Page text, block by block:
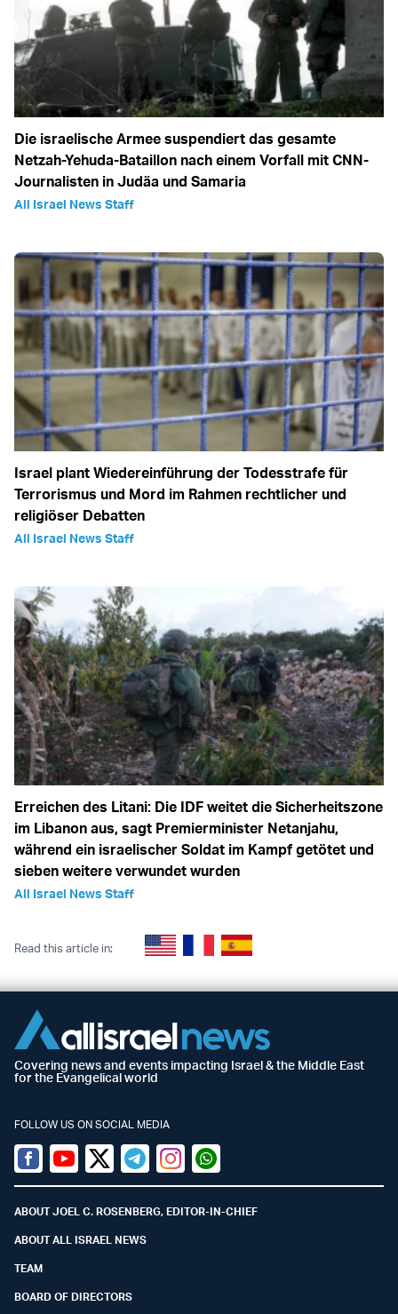
Die israelische Armee suspendiert das gesamte
Netzah-Yehuda-Bataillon nach einem Vorfall mit CNN-
Journalisten in Judäa und Samaria
All Israel News Staff
Israel plant Wiedereinführung der Todesstrafe für
Terrorismus und Mord im Rahmen rechtlicher und
religiöser Debatten
All Israel News Staff
Erreichen des Litani: Die IDF weitet die Sicherheitszone
im Libanon aus, sagt Premierminister Netanjahu,
während ein israelischer Soldat im Kampf getötet und
sieben weitere verwundet wurden
All Israel News Staff
Read this article in:
Covering news and events impacting Israel & the Middle East
for the Evangelical world
FOLLOW US ON SOCIAL MEDIA
Facebook
YoutubeTwitter (X)
TelegramInstagramWhatsapp
ABOUT JOEL C. ROSENBERG, EDITOR-IN-CHIEF
ABOUT ALL ISRAEL NEWS
TEAM
BOARD OF DIRECTORS